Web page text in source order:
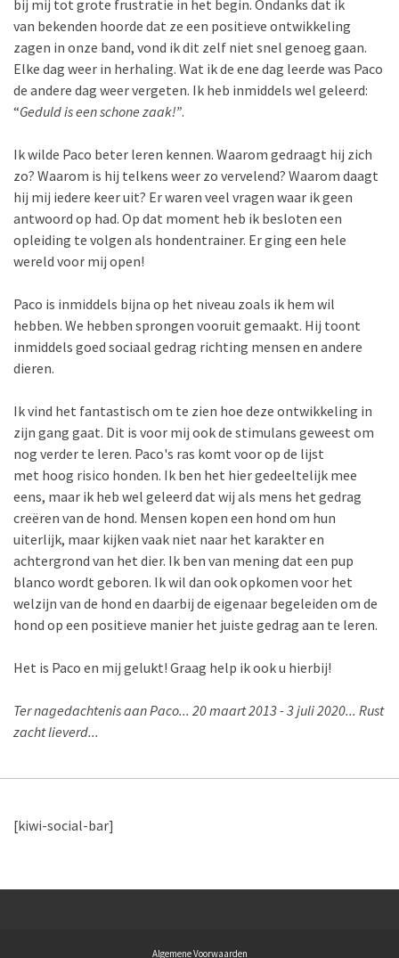
bij mij tot grote frustratie in het begin. Ondanks dat ik
van bekenden hoorde dat ze een positieve ontwikkeling
zagen in onze band, vond ik dit zelf niet snel genoeg gaan.
Elke dag weer in herhaling. Wat ik de ene dag leerde was Paco
de andere dag weer vergeten. Ik heb inmiddels wel geleerd:
“Geduld is een schone zaak!”.
Ik wilde Paco beter leren kennen. Waarom gedraagt hij zich
zo? Waarom is hij telkens weer zo vervelend? Waarom daagt
hij mij iedere keer uit? Er waren veel vragen waar ik geen
antwoord op had. Op dat moment heb ik besloten een
opleiding te volgen als hondentrainer. Er ging een hele
wereld voor mij open!
Paco is inmiddels bijna op het niveau zoals ik hem wil
hebben. We hebben sprongen vooruit gemaakt. Hij toont
inmiddels goed sociaal gedrag richting mensen en andere
dieren.
Ik vind het fantastisch om te zien hoe deze ontwikkeling in
zijn gang gaat. Dit is voor mij ook de stimulans geweest om
nog verder te leren. Paco's ras komt voor op de lijst
met hoog risico honden. Ik ben het hier gedeeltelijk mee
eens, maar ik heb wel geleerd dat wij als mens het gedrag
creëren van de hond. Mensen kopen een hond om hun
uiterlijk, maar kijken vaak niet naar het karakter en
achtergrond van het dier. Ik ben van mening dat een pup
blanco wordt geboren. Ik wil dan ook opkomen voor het
welzijn van de hond en daarbij de eigenaar begeleiden om de
hond op een positieve manier het juiste gedrag aan te leren.
Het is Paco en mij gelukt! Graag help ik ook u hierbij!
Ter nagedachtenis aan Paco... 20 maart 2013 - 3 juli 2020... Rust
zacht lieverd...
[kiwi-social-bar]
Algemene Voorwaarden